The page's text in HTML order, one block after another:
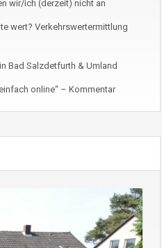
wir/ich (derzeit) nicht an
wert? Verkehrswertermittlung
Bad Salzdetfurth & Umland
online“ – Kommentar